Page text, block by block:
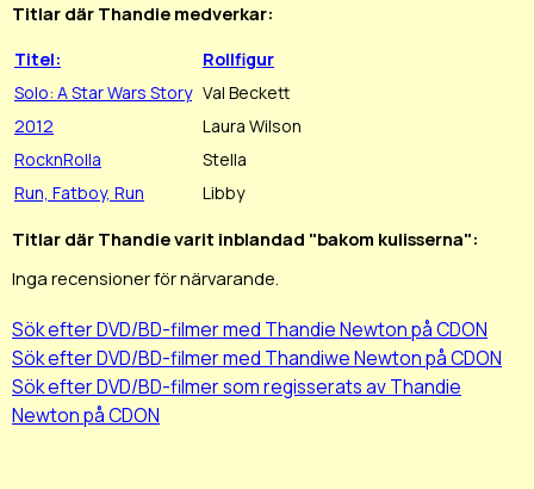
Titlar där Thandie medverkar:
Titel:
Rollfigur
Solo: A Star Wars Story Val Beckett
2012
Laura Wilson
RocknRolla
Stella
Run, Fatboy, Run
Libby
Titlar där Thandie varit inblandad "bakom kulisserna":
Inga recensioner för närvarande.
Sök efter DVD/BD-filmer med Thandie Newton på CDON
Sök efter DVD/BD-filmer med Thandiwe Newton på CDON
Sök efter DVD/BD-filmer som regisserats av Thandie
Newton på CDON